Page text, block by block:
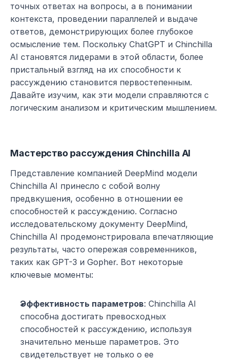
точных ответах на вопросы, а в понимании
контекста, проведении параллелей и выдаче
ответов, демонстрирующих более глубокое
осмысление тем. Поскольку ChatGPT и Chinchilla
AI становятся лидерами в этой области, более
пристальный взгляд на их способности к
рассуждению становится первостепенным.
Давайте изучим, как эти модели справляются с
логическим анализом и критическим мышлением.
Мастерство рассуждения Chinchilla AI
Представление компанией DeepMind модели
Chinchilla AI принесло с собой волну
предвкушения, особенно в отношении ее
способностей к рассуждению. Согласно
исследовательскому документу DeepMind,
Chinchilla AI продемонстрировала впечатляющие
результаты, часто опережая современников,
таких как GPT-3 и Gopher. Вот некоторые
ключевые моменты:
Эффективность параметров: Chinchilla AI
способна достигать превосходных
способностей к рассуждению, используя
значительно меньше параметров. Это
свидетельствует не только о ее